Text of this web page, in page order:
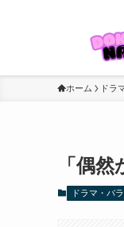
ホーム ドラ
「偶
ドラマ・バ